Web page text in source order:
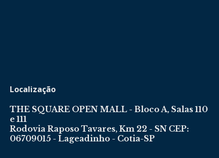
Localização
THE SQUARE OPEN MALL - Bloco A, Salas 110
e 111
Rodovia Raposo Tavares, Km 22 - SN CEP:
06709015 - Lageadinho - Cotia-SP